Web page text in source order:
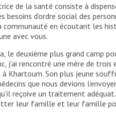
de la santé consiste à
besoins d’ordre social des
communauté en écoutant les
avec vous.
le deuxième plus grand camp
j’ai rencontré une mère de
Khartoum. Son plus jeune
que nous devions
reçoive un traitement
leur famille et leur famille